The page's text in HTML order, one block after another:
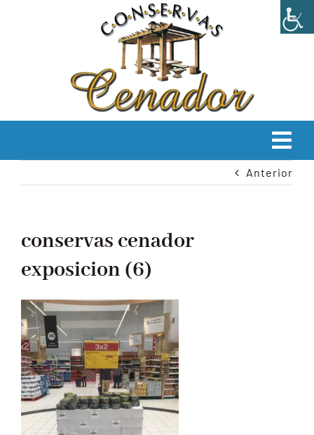
INICIO
PRODUCTOS
CONTACTO
Blog
Anterior
conservas cenador
exposicion (6)